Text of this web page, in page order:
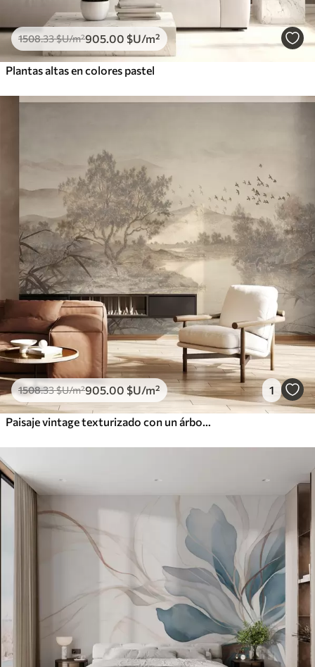
1508.33$U/m²905.00 $U/m²
Plantas altas en colores pastel
1508.33$U/m²905.00 $U/m² 1
Paisaje vintage texturizado con un árbol cerca de un río y un cielo nublado, arte de la naturaleza en tonos sepia